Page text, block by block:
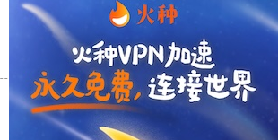
支持[0] 反对